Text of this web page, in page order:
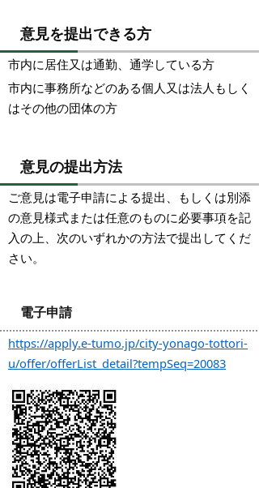
意見を提出できる方
市内に居住又は通勤、通学している方
市内に事務所などのある個人又は法人もしく
はその他の団体の方
意見の提出方法
ご意見は電子申請による提出、もしくは別添
の意見様式または任意のものに必要事項を記
入の上、次のいずれかの方法で提出してくだ
さい。
電子申請
https://apply.e-tumo.jp/city-yonago-tottori-
u/offer/offerList_detail?tempSeq=20083